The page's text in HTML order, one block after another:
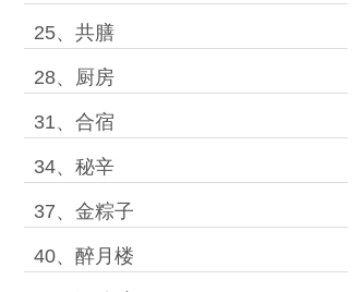
25、共膳
28、厨房
31、合宿
34、秘辛
37、金粽子
40、醉月楼